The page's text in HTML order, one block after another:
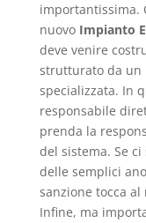
importantissima.
nuovo Impianto
deve venire
strutturato da un
specializzata. In
responsabile
prenda la
del sistema. Se
delle semplici
sanzione tocca
Infine, ma